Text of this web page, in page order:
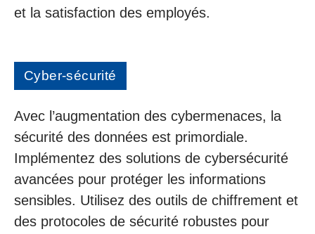
et la satisfaction des employés.
Cyber-sécurité
Avec l’augmentation des cybermenaces, la
sécurité des données est primordiale.
Implémentez des solutions de cybersécurité
avancées pour protéger les informations
sensibles. Utilisez des outils de chiffrement et
des protocoles de sécurité robustes pour